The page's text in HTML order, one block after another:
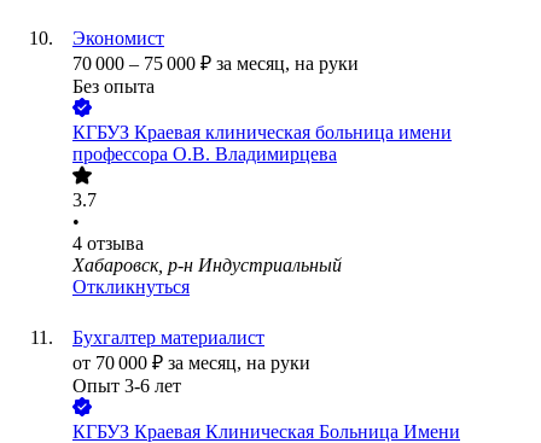
Экономист
70 000 – 75 000 ₽ за месяц, на руки
Без опыта
КГБУЗ Краевая клиническая больница имени
профессора О.В. Владимирцева
3.7
•
4 отзыва
Хабаровск, р-н Индустриальный
Откликнуться
Бухгалтер материалист
от 70 000 ₽ за месяц, на руки
Опыт 3-6 лет
КГБУЗ Краевая Клиническая Больница Имени